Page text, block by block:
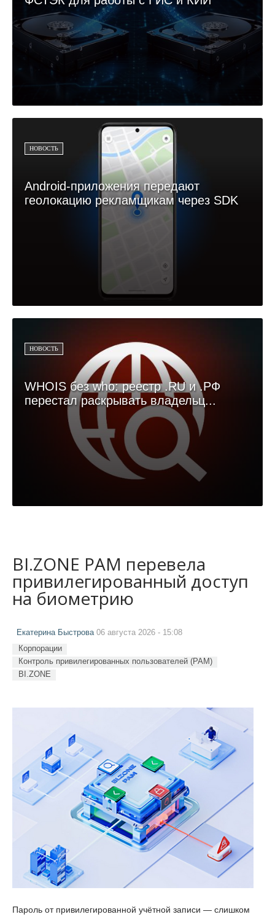
НОВОСТЬ
Android-приложения передают
геолокацию рекламщикам через SDK
НОВОСТЬ
WHOIS без who: реестр .RU и .РФ
перестал раскрывать владельц...
BI.ZONE PAM перевела
привилегированный доступ
на биометрию
Екатерина Быстрова 06 августа 2026 - 15:08
Корпорации
Контроль привилегированных пользователей (PAM)
BI.ZONE
Пароль от привилегированной учётной записи — слишком